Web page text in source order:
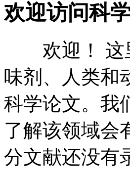
欢迎访问科
欢迎！ 这里
味剂、人类和
科学论文。我
了解该领域会
分文献还没有